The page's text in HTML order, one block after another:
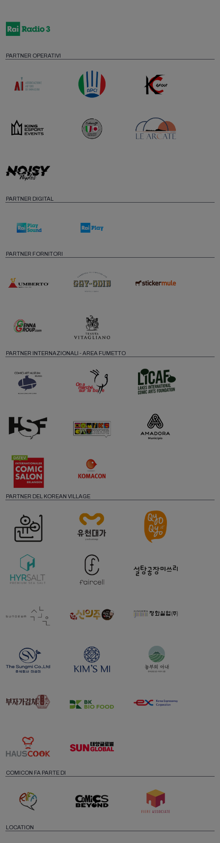
PARTNER OPERATIVI
PARTNER DIGITAL
PARTNER FORNITORI
PARTNER INTERNAZIONALI - AREA FUMETTO
PARTNER DEL KOREAN VILLAGE
COMICON FA PARTE DI
LOCATION